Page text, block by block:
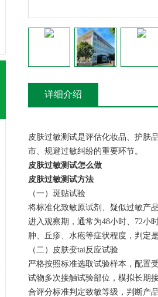
详细介绍
皮肤过敏测试是评估化妆品、护肤
市、规避过敏纠纷的重要环节。
皮肤过敏测试怎么做
皮肤过敏测试方法
（一）斑贴试验
将标准化致敏原试剂、疑似过敏产
进入观察期，通常为48小时、72小
肿、丘疹、水疱等症状程度，判定
（二）皮肤变tai反应试验
严格按照标准选取试验样本，配置
试物多次接触试验部位，模拟长期
合评分标准判定致敏等级，判断产